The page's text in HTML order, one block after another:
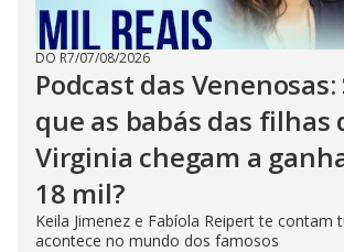
DO R7/07/08/2026
Podcast das Venenosas:
que as babás das filhas
Virginia chegam a
18 mil?
Keila Jimenez e Fabíola Reipert te contam
acontece no mundo dos famosos